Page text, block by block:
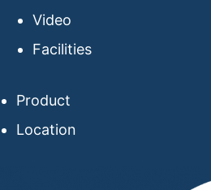
Video
Facilities
Product
Location